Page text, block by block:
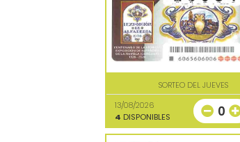
SORTEO DEL JUEVES
13/08/2026
4 DISPONIBLES 0